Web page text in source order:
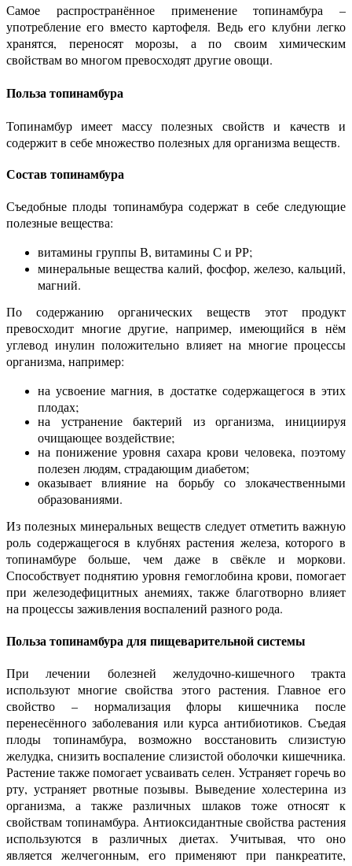
Самое распространённое применение топинамбура –
употребление его вместо картофеля. Ведь его клубни легко
хранятся, переносят морозы, а по своим химическим
свойствам во многом превосходят другие овощи.
Польза топинамбура
Топинамбур имеет массу полезных свойств и качеств и
содержит в себе множество полезных для организма веществ.
Состав топинамбура
Съедобные плоды топинамбура содержат в себе следующие
полезные вещества:
витамины группы В, витамины С и РР;
минеральные вещества калий, фосфор, железо, кальций,
магний.
По содержанию органических веществ этот продукт
превосходит многие другие, например, имеющийся в нём
углевод инулин положительно влияет на многие процессы
организма, например:
на усвоение магния, в достатке содержащегося в этих
плодах;
на устранение бактерий из организма, инициируя
очищающее воздействие;
на понижение уровня сахара крови человека, поэтому
полезен людям, страдающим диабетом;
оказывает влияние на борьбу со злокачественными
образованиями.
Из полезных минеральных веществ следует отметить важную
роль содержащегося в клубнях растения железа, которого в
топинамбуре больше, чем даже в свёкле и моркови.
Способствует поднятию уровня гемоглобина крови, помогает
при железодефицитных анемиях, также благотворно влияет
на процессы заживления воспалений разного рода.
Польза топинамбура для пищеварительной системы
При лечении болезней желудочно-кишечного тракта
используют многие свойства этого растения. Главное его
свойство – нормализация флоры кишечника после
перенесённого заболевания или курса антибиотиков. Съедая
плоды топинамбура, возможно восстановить слизистую
желудка, снизить воспаление слизистой оболочки кишечника.
Растение также помогает усваивать селен. Устраняет горечь во
рту, устраняет рвотные позывы. Выведение холестерина из
организма, а также различных шлаков тоже относят к
свойствам топинамбура. Антиоксидантные свойства растения
используются в различных диетах. Учитывая, что оно
является желчегонным, его применяют при панкреатите,